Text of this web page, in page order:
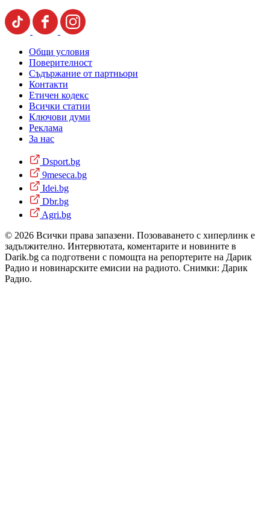
Общи условия
Поверителност
Съдържание от партньори
Контакти
Етичен кодекс
Всички статии
Ключови думи
Реклама
За нас
Dsport.bg
9meseca.bg
Idei.bg
Dbr.bg
Agri.bg
© 2026 Всички права запазени. Позоваването с хиперлинк е
задължително. Интервютата, коментарите и новините в
Darik.bg са подготвени с помощта на репортерите на Дарик
Радио и новинарските емисии на радиото. Снимки: Дарик
Радио.